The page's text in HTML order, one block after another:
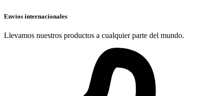
Envios internacionales
Llevamos nuestros productos a cualquier parte del mundo.